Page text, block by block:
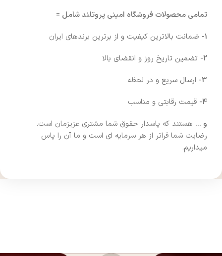
تمامی محصولات فروشگاه امینی پروتلند شامل =
1- ضمانت بالاترین کیفیت و از برترین برندهای ایران
2- تضمین تاریخ روز و انقضای بالا
3- ارسال سریع و در لحظه
4- قیمت رقابتی و مناسب
و … هستند که پاسدار حقوق شما مشتری عزیزمان است.
رضایت شما فراتر از هر سرمایه ای است و ما آن را پاس
میداریم.